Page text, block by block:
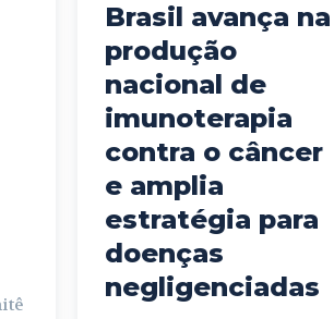
Brasil avança na
produção
nacional de
imunoterapia
contra o câncer
e amplia
estratégia para
doenças
negligenciadas